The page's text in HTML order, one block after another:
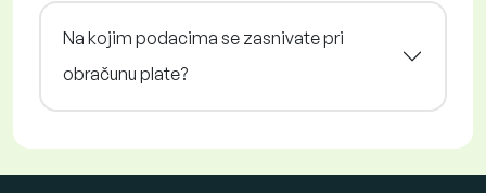
Na kojim podacima se zasnivate pri
obračunu plate?